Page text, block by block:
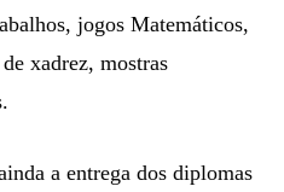
jogos Matemáticos,
xadrez, mostras
a entrega dos diplomas